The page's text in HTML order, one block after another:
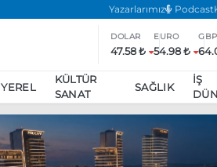
Yazarlarımız Podcast
DOLAR
47.58 ₺
EURO
54.98 ₺
GBP
YEREL
KÜLTÜR
SANAT
SAĞLIK
İŞ